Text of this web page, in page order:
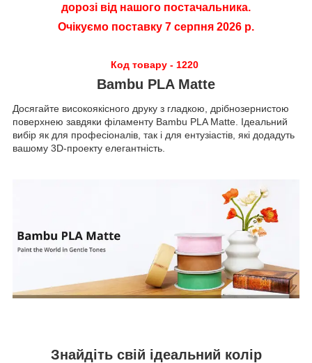
дорозі від нашого постачальника.
Очікуємо поставку 7 серпня 2026 р.
Код товару - 1220
Bambu PLA Matte
Досягайте високоякісного друку з гладкою, дрібнозернистою
поверхнею завдяки філаменту Bambu PLA Matte. Ідеальний
вибір як для професіоналів, так і для ентузіастів, які додадуть
вашому 3D-проекту елегантність.
Знайдіть свій ідеальний колір